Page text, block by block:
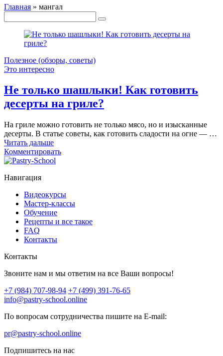
Главная » мангал
Полезное (обзоры, советы)
Это интересно
Не только шашлыки! Как готовить
десерты на гриле?
На гриле можно готовить не только мясо, но и изысканные
десерты. В статье советы, как готовить сладости на огне — …
Читать дальше
Комментировать
Навигация
Видеокурсы
Мастер-классы
Обучение
Рецепты и все такое
FAQ
Контакты
Контакты
Звоните нам и мы ответим на все Ваши вопросы!
+7 (984) 707-98-94 +7 (499) 391-76-65
info@pastry-school.online
По вопросам сотрудничества пишите на E-mail:
pr@pastry-school.online
Подпишитесь на нас